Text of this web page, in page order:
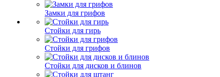
Замки для грифов
Стойки для гирь
Стойки для грифов
Стойки для дисков и блинов